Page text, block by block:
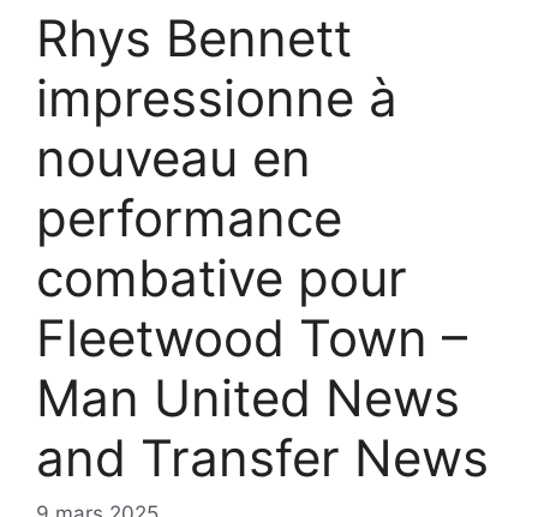
Rhys Bennett
impressionne à
nouveau en
performance
combative pour
Fleetwood Town –
Man United News
and Transfer News